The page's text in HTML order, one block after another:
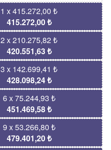
1 x 415.272,00 ₺
415.272,00 ₺
2 x 210.275,82 ₺
420.551,63 ₺
3 x 142.699,41 ₺
428.098,24 ₺
6 x 75.244,93 ₺
451.469,58 ₺
9 x 53.266,80 ₺
479.401,20 ₺